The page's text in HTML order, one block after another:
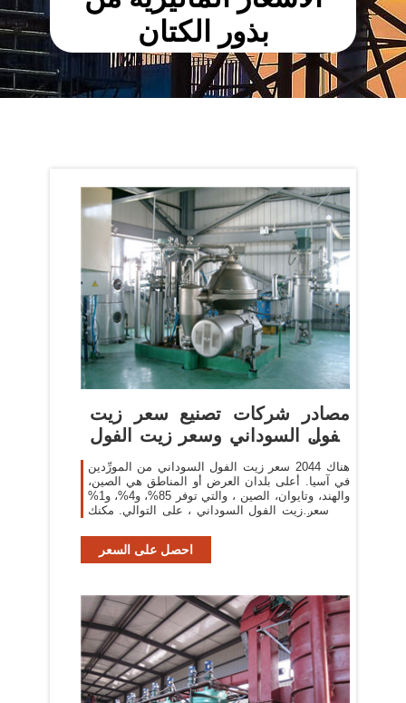
بذور الكتان
مصادر شركات تصنيع سعر زيت
الفول السوداني وسعر زيت الفول
السوداني في
هناك 2044 سعر زيت الفول السوداني من المورِّدين
في آسيا. أعلى بلدان العرض أو المناطق هي الصين،
والهند، وتايوان، الصين ، والتي توفر 85%، و4%، و1%
من سعر زيت الفول السوداني ، على التوالي. مكنك
احصل على السعر